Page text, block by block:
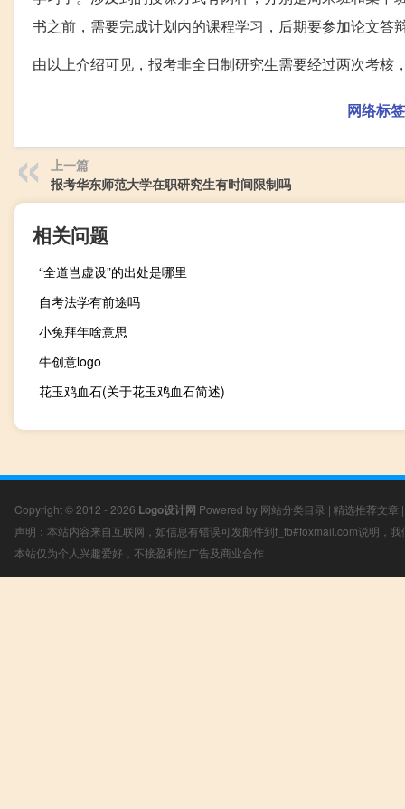
书之前，需要完成计划内的课程学习，后期要参加论文
由以上介绍可见，报考非全日制研究生需要经过两次考核
网络标
上一篇
报考华东师范大学在职研究生有时间限制吗
相关问题
“全道岂虚设”的出处是哪里
自考法学有前途吗
小兔拜年啥意思
牛创意logo
花玉鸡血石(关于花玉鸡血石简述)
Copyright © 2012 - 2026 Logo设计网 Powered by 网站分类目录 | 精选推荐文章
声明：本站内容来自互联网，如信息有错误可发邮件到f_fb#foxmail.com说明，
本站仅为个人兴趣爱好，不接盈利性广告及商业合作